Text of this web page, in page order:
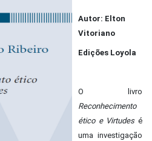
Autor: Elton
Vitoriano
Edições Loyola
O livro
Reconhecimento
ético e Virtudesé
uma investigação